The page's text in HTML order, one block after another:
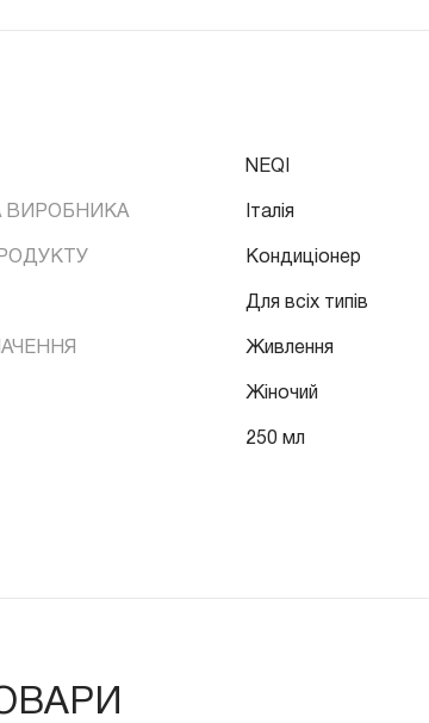
NEQI
ВИРОБНИКА Італія
Кондиціонер
Для всіх типів
Живлення
Жіночий
250 мл